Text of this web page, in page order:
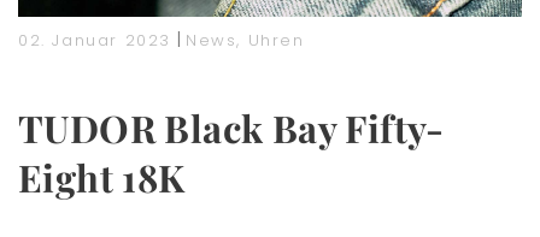
02. Januar 2023 | News, Uhren
TUDOR Black Bay Fifty-
Eight 18K